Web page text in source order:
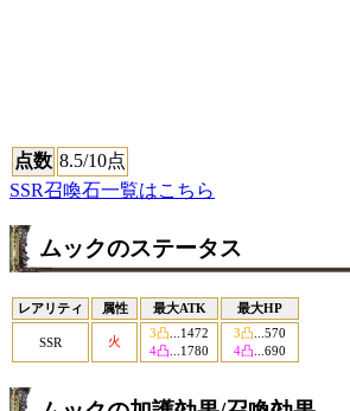
点数 8.5/10点
SSR召喚石一覧はこちら
ムックのステータス
レアリティ 属性 最大ATK 最大HP
SSR 火
3凸 ...1472
4凸 ...1780
3凸 ...570
4凸 ...690